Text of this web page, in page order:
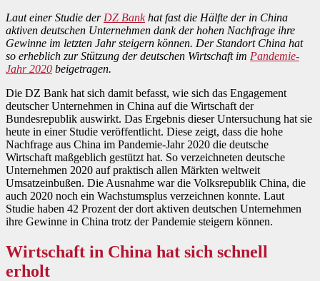
Laut einer Studie der DZ Bankhat fast die Hälfte der in China
aktiven deutschen Unternehmen dank der hohen Nachfrage ihre
Gewinne im letzten Jahr steigern können. Der Standort China hat
so erheblich zur Stützung der deutschen Wirtschaft im Pandemie-
Jahr 2020 beigetragen.
Die DZ Bank hat sich damit befasst, wie sich das Engagement
deutscher Unternehmen in China auf die Wirtschaft der
Bundesrepublik auswirkt. Das Ergebnis dieser Untersuchung hat sie
heute in einer Studie veröffentlicht. Diese zeigt, dass die hohe
Nachfrage aus China im Pandemie-Jahr 2020 die deutsche
Wirtschaft maßgeblich gestützt hat. So verzeichneten deutsche
Unternehmen 2020 auf praktisch allen Märkten weltweit
Umsatzeinbußen. Die Ausnahme war die Volksrepublik China, die
auch 2020 noch ein Wachstumsplus verzeichnen konnte. Laut
Studie haben 42 Prozent der dort aktiven deutschen Unternehmen
ihre Gewinne in China trotz der Pandemie steigern können.
Wirtschaft in China hat sich schnell
erholt